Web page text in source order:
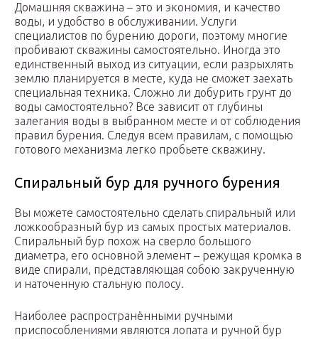
Домашняя скважина – это и экономия, и качество
воды, и удобство в обслуживании. Услуги
специалистов по бурению дороги, поэтому многие
пробивают скважины самостоятельно. Иногда это
единственный выход из ситуации, если разрыхлять
землю планируется в месте, куда не сможет заехать
специальная техника. Сложно ли добурить грунт до
воды самостоятельно? Все зависит от глубины
залегания воды в выбранном месте и от соблюдения
правил бурения. Следуя всем правилам, с помощью
готового механизма легко пробьете скважину.
Спиральный бур для ручного бурения
Вы можете самостоятельно сделать спиральный или
ложкообразный бур из самых простых материалов.
Спиральный бур похож на сверло большого
диаметра, его основной элемент – режущая кромка в
виде спирали, представляющая собою закрученную
и наточенную стальную полосу.
Наиболее распространёнными ручными
приспособлениями являются лопата и ручной бур